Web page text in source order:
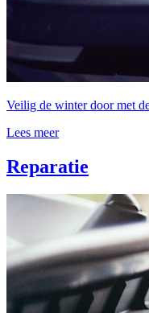
Veilig de winter door met
Lees meer
Reparatie